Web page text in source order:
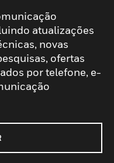
atualizações
novas
ofertas
por telefone, e-